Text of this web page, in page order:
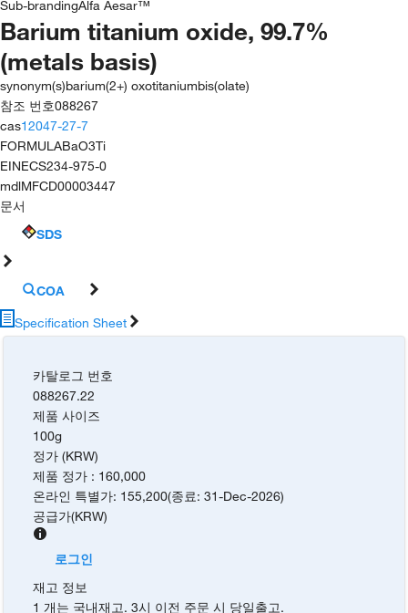
Sub-brandingAlfa Aesar™
Barium titanium oxide, 99.7%
(metals basis)
synonym(s)barium(2+) oxotitaniumbis(olate)
참조 번호088267
cas12047-27-7
FORMULABaO3Ti
EINECS234-975-0
mdlMFCD00003447
문서
SDS
COA
Specification Sheet
카탈로그 번호
088267.22
제품 사이즈
100g
정가 (KRW)
제품 정가 : 160,000
온라인 특별가: 155,200(종료:31-Dec-2026)
공급가(KRW)
로그인
재고 정보
1 개는 국내재고. 3시 이전 주문 시 당일출고.